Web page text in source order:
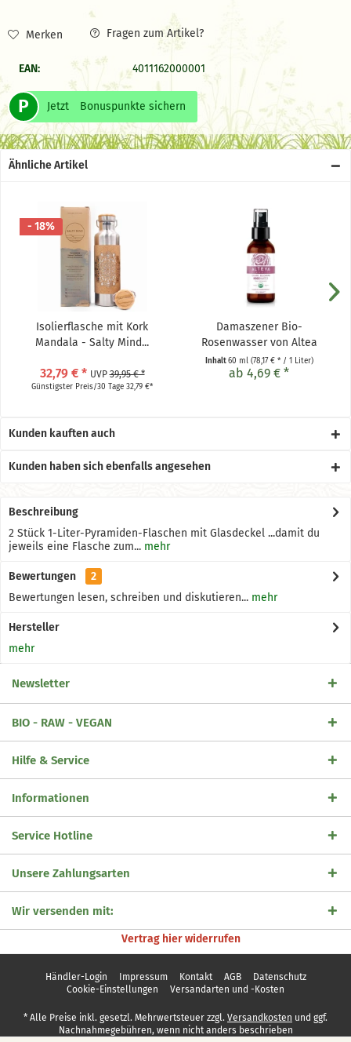
Merken Fragen zum Artikel?
EAN: 4011162000001
P Jetzt Bonuspunkte sichern
Ähnliche Artikel
- 18%
Isolierflasche mit Kork
Mandala - Salty Mind...
32,79 € * UVP39,95 € *
Günstigster Preis/30 Tage 32,79 €*
Damaszener Bio-
Rosenwasser von Altea
Inhalt60 ml (78,17 € * / 1 Liter)
ab 4,69 € *
Kunden kauften auch
Kunden haben sich ebenfalls angesehen
Beschreibung
2 Stück 1-Liter-Pyramiden-Flaschen mit Glasdeckel ...damit du
jeweils eine Flasche zum... mehr
Bewertungen
2
Bewertungen lesen, schreiben und diskutieren... mehr
Hersteller
mehr
Newsletter
BIO - RAW - VEGAN
Hilfe & Service
Informationen
Service Hotline
Unsere Zahlungsarten
Wir versenden mit:
Vertrag hier widerrufen
Händler-Login Impressum Kontakt AGB
Datenschutz
Cookie-Einstellungen
Versandarten und -Kosten
* Alle Preise inkl. gesetzl. Mehrwertsteuer zzgl. Versandkosten und ggf.
Nachnahmegebühren, wenn nicht anders beschrieben